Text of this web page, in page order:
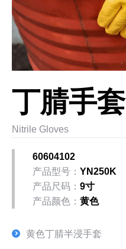
丁腈手套
Nitrile Gloves
60604102
产品型号： YN250K
产品尺码： 9寸
产品颜色： 黄色
黄色丁腈半浸手套